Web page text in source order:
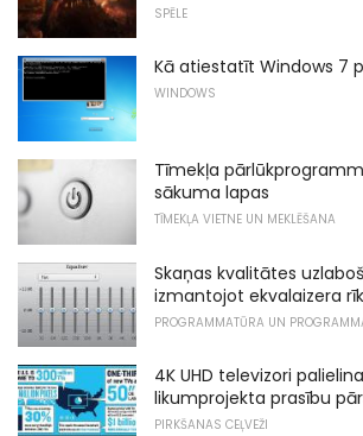
SPĒLE
Kā atiestatīt Windows 7
WINDOWS
Tīmekļa
sākuma lapas
TĪMEKĻA VIETNE UN MEKLĒŠANA
Skaņas kvalitātes
izmantojot ekvalaizera
PROGRAMMATŪRA UN
4K UHD televizori
likumprojekta prasību
PIRKŠANAS CEĻVEŽI